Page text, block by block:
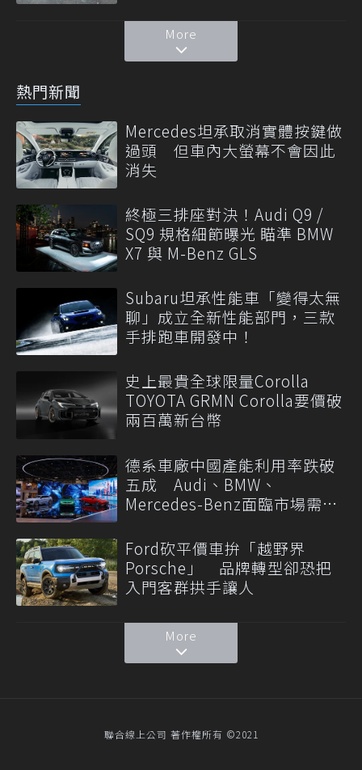
More
熱門新聞
Mercedes坦承取消實體按鍵做
過頭 但車內大螢幕不會因此
消失
終極三排座對決！Audi Q9 /
SQ9 規格細節曝光 瞄準 BMW
X7 與 M-Benz GLS
Subaru坦承性能車「變得太無
聊」成立全新性能部門，三款
手排跑車開發中！
史上最貴全球限量Corolla
TOYOTA GRMN Corolla要價破
兩百萬新台幣
德系車廠中國產能利用率跌破
五成 Audi、BMW、
Mercedes-Benz面臨市場需求
Ford砍平價車拚「越野界
Porsche」 品牌轉型卻恐把
入門客群拱手讓人
More
聯合線上公司 著作權所有 ©2021